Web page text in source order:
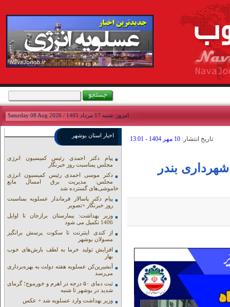
امروز: شنبه 17 مرداد 1405 / Saturday 08 Aug 2026
تاريخ انتشار: 10 مهر 1404 - 13:01
بندر
اخبار استان بوشهر
پیام دکتر احمدی رئیس کمیسیون انرژی
مجلس یمناسبت روز خبرنگار
دکتر موسی احمدی رئیس کمیسیون انرژی
مجلس: مدیریت برق امسال مانع
خاموشی‌های گسترده شد
پیام دکتر پاسالار فرماندار عسلویه بمناسبت
روز خبرنگار +تصویر
وزیر بهداشت: بیمارستان برازجان تا اوایل
1406 تکمیل می شود
از کندی اینترنت تا سکوت پرسش برانگیز
مسولان بوشهر
افزایش تولید خرما به لطف بارش‌های خوب
بهار
آبشیرین‌کن عسلویه هفته دولت به بهره‌برداری
می‌رسد
ثبت دمای ۵۰ درجه در اهرم و خورموج؛ گرمای
شدید در بوشهر تا شنبه
وزیر بهداشت وارد عسلویه شد + عکس